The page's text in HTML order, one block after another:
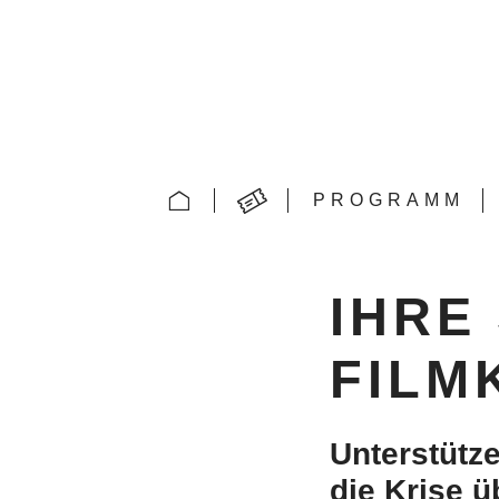
PROGRAMM
IHRE
die Krise